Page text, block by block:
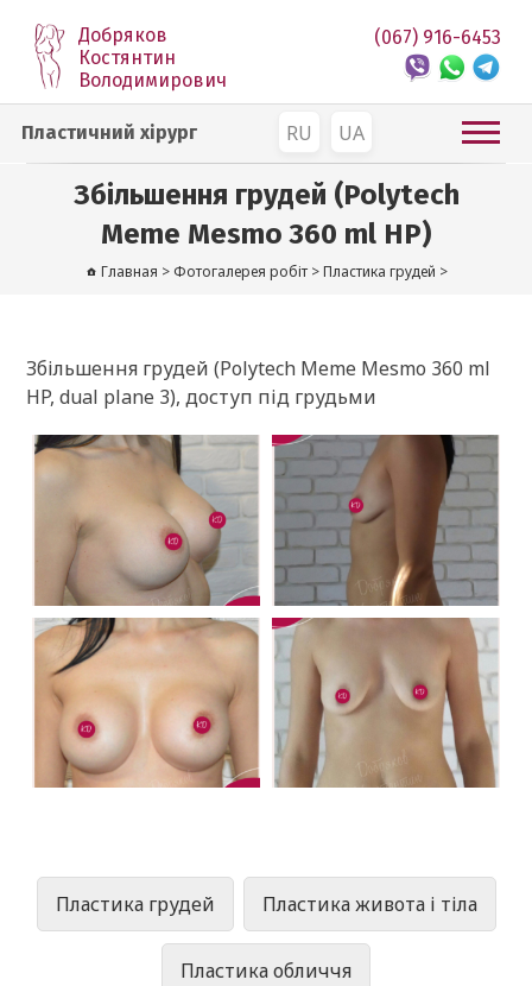
Добряков
Костянтин
Володимирович
RU UA
(067) 916-6453
Пластичний хірург
Збільшення грудей (Polytech
Meme Mesmo 360 ml HP)
Главная > Фотогалерея робіт >Пластика грудей >
Збільшення грудей (Polytech Meme Mesmo 360 ml
HP, dual plane 3), доступ під грудьми
Пластика грудей Пластика живота і тіла
Пластика обличчя